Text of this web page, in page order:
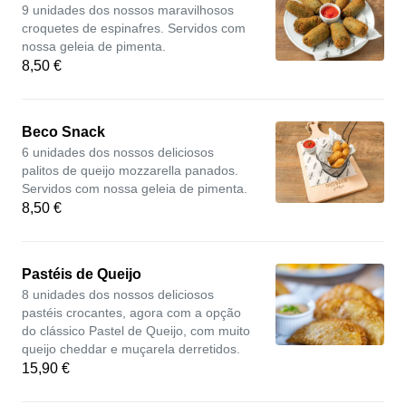
9 unidades dos nossos maravilhosos
croquetes de espinafres. Servidos com
nossa geleia de pimenta.
8,50 €
Beco Snack
6 unidades dos nossos deliciosos
palitos de queijo mozzarella panados.
Servidos com nossa geleia de pimenta.
8,50 €
Pastéis de Queijo
8 unidades dos nossos deliciosos
pastéis crocantes, agora com a opção
do clássico Pastel de Queijo, com muito
queijo cheddar e muçarela derretidos.
15,90 €